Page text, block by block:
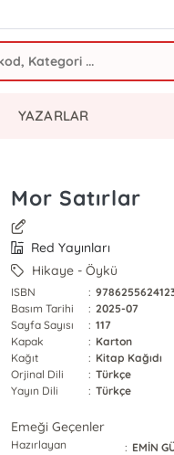
YAZARLAR
Mor Satırlar
Red Yayınları
Hikaye - Öykü
ISBN :
Basım Tarihi
: 2025-07
Sayfa Sayısı
: 117
Kapak
: Karton
Kağıt
: Kitap Kağıdı
Orjinal Dili
: Türkçe
Yayın Dili
: Türkçe
Emeği Geçenler
Hazırlayan : EMİN